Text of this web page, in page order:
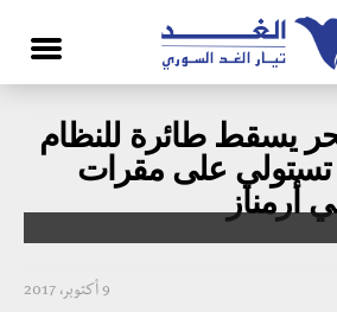
يسقط طائرة للنظام
تستولي على مقرات
أرمناز
9 أكتوبر، 2017